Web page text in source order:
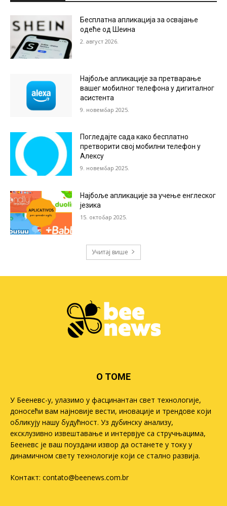
Бесплатна апликација за освајање
одеће од Шеина
2. август 2026.
Најбоље апликације за претварање
вашег мобилног телефона у дигиталног
асистента
9. новембар 2025.
Погледајте сада како бесплатно
претворити свој мобилни телефон у
Алексу
9. новембар 2025.
Најбоље апликације за учење енглеског
језика
15. октобар 2025.
Учитај више
О ТОМЕ
У Бееневс-у, улазимо у фасцинантан свет технологије,
доносећи вам најновије вести, иновације и трендове који
обликују нашу будућност. Уз дубинску анализу,
ексклузивно извештавање и интервјуе са стручњацима,
Бееневс је ваш поуздани извор да останете у току у
динамичном свету технологије који се стално развија.
Контакт: contato@beenews.com.br